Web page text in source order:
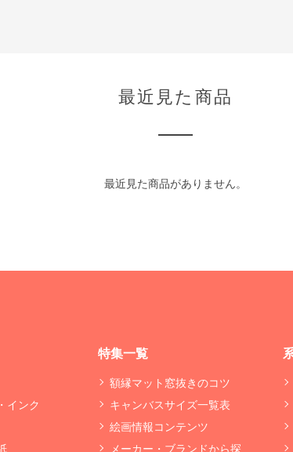
最近見た商品
最近見た商品がありません。
インク
特集一覧
額縁マット窓抜きのコツ
キャンバスサイズ一覧表
絵画情報コンテンツ
メーカー・ブランドから探